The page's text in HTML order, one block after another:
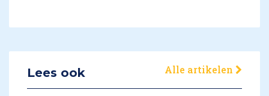
Lees ook Alle artikelen